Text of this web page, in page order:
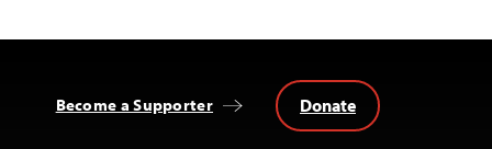
Become a Supporter Donate